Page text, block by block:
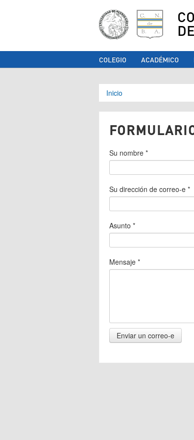
COLEGIO ACADÉMICO
Se
Inicio
Su nombre *
Su dirección de correo-e *
Asunto *
Mensaje *